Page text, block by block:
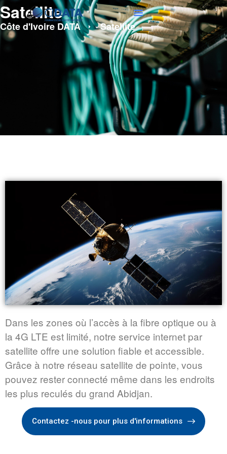
Satellite
Côte d'Ivoire DATA Satellite
Dans les zones où l’accès à la fibre optique ou à
la 4G LTE est limité, notre service internet par
satellite offre une solution fiable et accessible.
Grâce à notre réseau satellite de pointe, vous
pouvez rester connecté même dans les endroits
les plus reculés du grand Abidjan.
Contactez -nous pour plus d'informations